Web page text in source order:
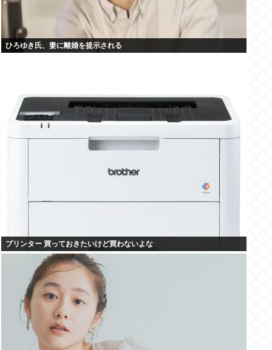
ひろゆき氏、妻に離婚を提示される
プリンター 買っておきたいけど買わないよな